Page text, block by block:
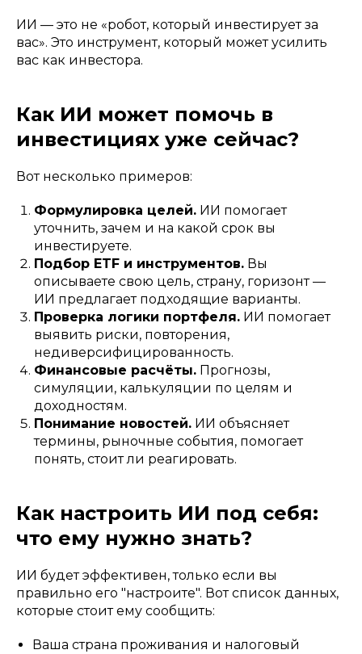
ИИ — это не «робот, который инвестирует за
вас». Это инструмент, который может усилить
вас как инвестора.
Как ИИ может помочь в
инвестициях уже сейчас?
Вот несколько примеров:
Формулировка целей. ИИ помогает
уточнить, зачем и на какой срок вы
инвестируете.
Подбор ETF и инструментов. Вы
описываете свою цель, страну, горизонт —
ИИ предлагает подходящие варианты.
Проверка логики портфеля. ИИ помогает
выявить риски, повторения,
недиверсифицированность.
Финансовые расчёты. Прогнозы,
симуляции, калькуляции по целям и
доходностям.
Понимание новостей. ИИ объясняет
термины, рыночные события, помогает
понять, стоит ли реагировать.
Как настроить ИИ под себя:
что ему нужно знать?
ИИ будет эффективен, только если вы
правильно его "настроите". Вот список данных,
которые стоит ему сообщить:
Ваша страна проживания и налоговый